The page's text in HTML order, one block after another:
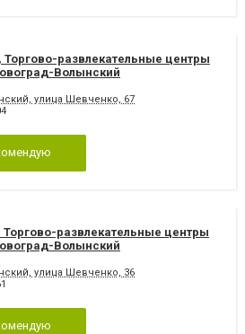
Торгово-развлекательные центры
Волынский
улица Шевченко, 67
Торгово-развлекательные центры
Волынский
улица Шевченко, 36